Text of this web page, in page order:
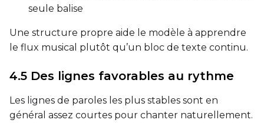
seule balise
Une structure propre aide le modèle à apprendre
le flux musical plutôt qu’un bloc de texte continu.
4.5 Des lignes favorables au rythme
Les lignes de paroles les plus stables sont en
général assez courtes pour chanter naturellement.